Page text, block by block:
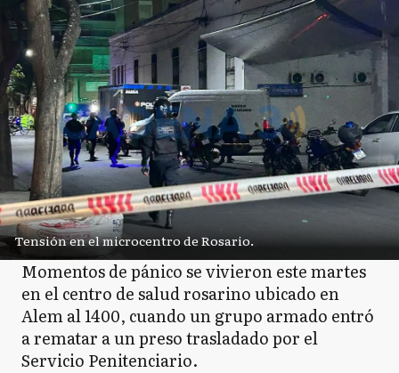
Tensión en el microcentro de Rosario.
Momentos de pánico se vivieron este martes
en el centro de salud rosarino ubicado en
Alem al 1400, cuando un grupo armado entró
a rematar a un preso trasladado por el
Servicio Penitenciario.